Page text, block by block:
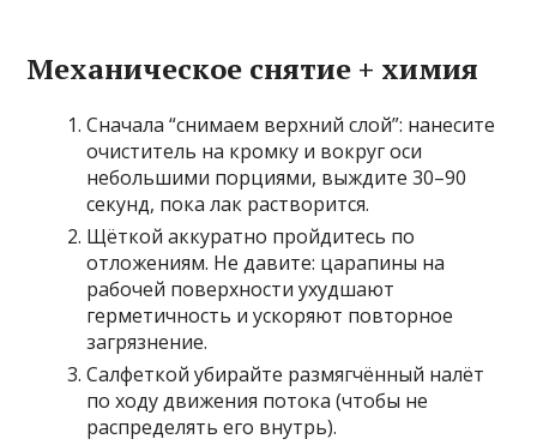
Механическое снятие + химия
Сначала “снимаем верхний слой”: нанесите
очиститель на кромку и вокруг оси
небольшими порциями, выждите 30–90
секунд, пока лак растворится.
Щёткой аккуратно пройдитесь по
отложениям. Не давите: царапины на
рабочей поверхности ухудшают
герметичность и ускоряют повторное
загрязнение.
Салфеткой убирайте размягчённый налёт
по ходу движения потока (чтобы не
распределять его внутрь).